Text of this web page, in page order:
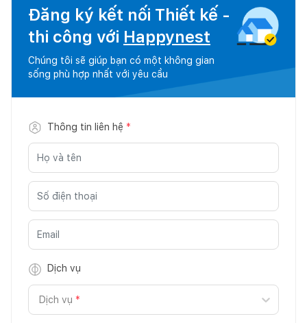
Đăng ký kết nối Thiết kế -
thi công với Happynest
Chúng tôi sẽ giúp bạn có một không gian
sống phù hợp nhất với yêu cầu
Thông tin liên hệ *
Dịch vụ
Dịch vụ *